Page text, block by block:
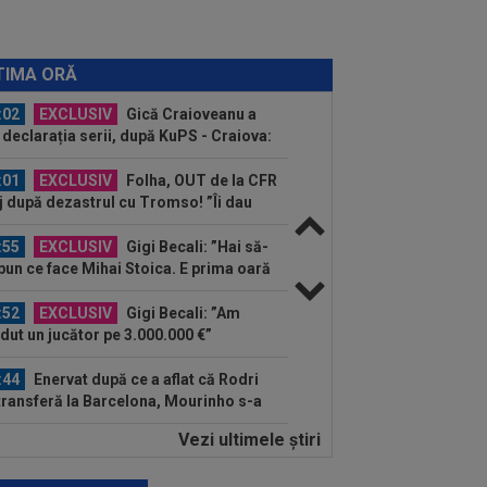
ORĂ
în Europa! La pauză erau conduși cu
EXCLUSIV
Gică Craioveanu a
serii, după KuPS - Craiova:
EXCLUSIV
Folha, OUT de la CFR
după dezastrul cu Tromso! ”Îi dau
EXCLUSIV
Gigi Becali: ”Hai să-
ce face Mihai Stoica. E prima oară
EXCLUSIV
Gigi Becali: ”Am
un jucător pe 3.000.000 €”
Enervat după ce a aflat că Rodri
la Barcelona, Mourinho s-a
Lovitură deVezi ultimele ştiri